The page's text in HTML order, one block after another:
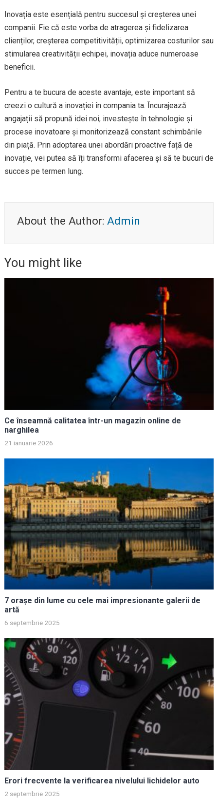
Inovația este esențială pentru succesul și creșterea unei
companii. Fie că este vorba de atragerea și fidelizarea
clienților, creșterea competitivității, optimizarea costurilor sau
stimularea creativității echipei, inovația aduce numeroase
beneficii.
Pentru a te bucura de aceste avantaje, este important să
creezi o cultură a inovației în compania ta. Încurajează
angajații să propună idei noi, investește în tehnologie și
procese inovatoare și monitorizează constant schimbările
din piață. Prin adoptarea unei abordări proactive față de
inovație, vei putea să îți transformi afacerea și să te bucuri de
succes pe termen lung.
About the Author: Admin
You might like
Ce înseamnă calitatea într-un magazin online de
narghilea
21 ianuarie 2026
7 orașe din lume cu cele mai impresionante galerii de
artă
6 septembrie 2025
Erori frecvente la verificarea nivelului lichidelor auto
2 septembrie 2025